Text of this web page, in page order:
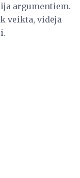
argumentiem.
veikta, vidējā